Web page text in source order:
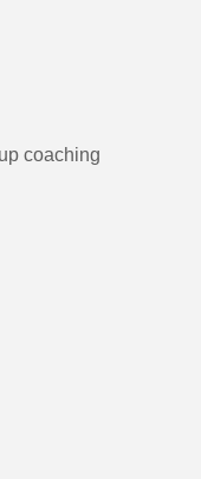
coaching